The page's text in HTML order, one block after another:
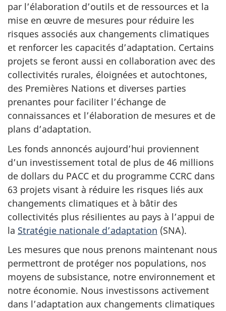
par l’élaboration d’outils et de ressources et la
mise en œuvre de mesures pour réduire les
risques associés aux changements climatiques
et renforcer les capacités d’adaptation. Certains
projets se feront aussi en collaboration avec des
collectivités rurales, éloignées et autochtones,
des Premières Nations et diverses parties
prenantes pour faciliter l’échange de
connaissances et l’élaboration de mesures et de
plans d’adaptation.
Les fonds annoncés aujourd’hui proviennent
d’un investissement total de plus de 46 millions
de dollars du PACC et du programme CCRC dans
63 projets visant à réduire les risques liés aux
changements climatiques et à bâtir des
collectivités plus résilientes au pays à l’appui de
la Stratégie nationale d’adaptation (SNA).
Les mesures que nous prenons maintenant nous
permettront de protéger nos populations, nos
moyens de subsistance, notre environnement et
notre économie. Nous investissons activement
dans l’adaptation aux changements climatiques